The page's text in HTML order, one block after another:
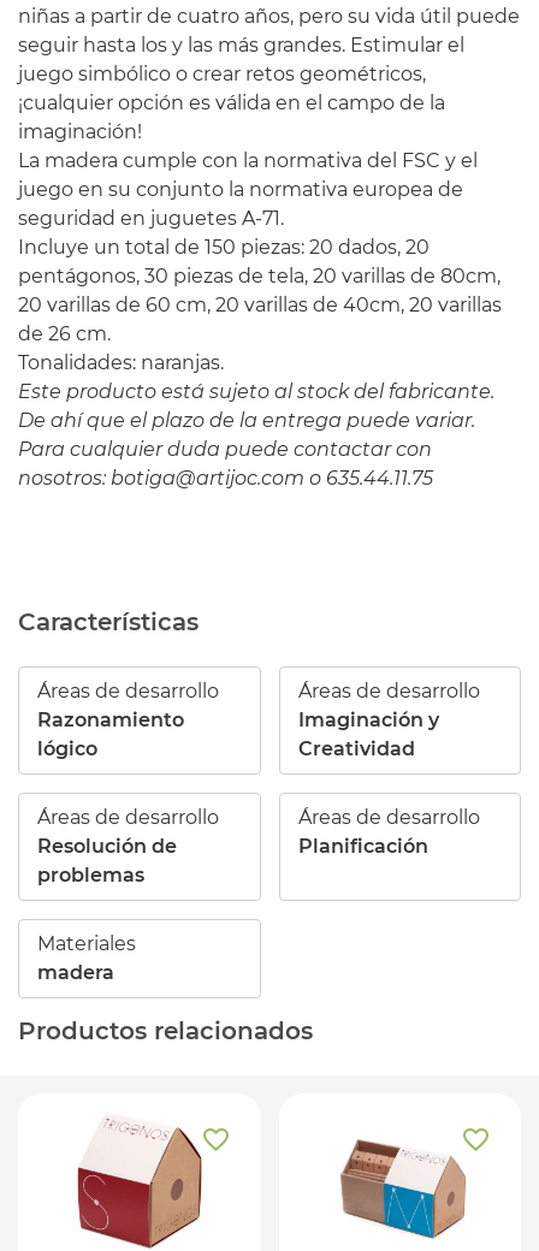
niñas a partir de cuatro años, pero su vida útil puede
seguir hasta los y las más grandes. Estimular el
juego simbólico o crear retos geométricos,
¡cualquier opción es válida en el campo de la
imaginación!
La madera cumple con la normativa del FSC y el
juego en su conjunto la normativa europea de
seguridad en juguetes A-71.
Incluye un total de 150 piezas: 20 dados, 20
pentágonos, 30 piezas de tela, 20 varillas de 80cm,
20 varillas de 60 cm, 20 varillas de 40cm, 20 varillas
de 26 cm.
Tonalidades: naranjas.
Este producto está sujeto al stock del fabricante.
De ahí que el plazo de la entrega puede variar.
Para cualquier duda puede contactar con
nosotros: botiga@artijoc.com o 635.44.11.75
Características
Áreas de desarrollo
Razonamiento
lógico
Áreas de desarrollo
Imaginación y
Creatividad
Áreas de desarrollo
Resolución de
problemas
Áreas de desarrollo
Planificación
Materiales
madera
Productos relacionados